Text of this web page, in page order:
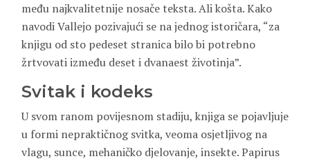
među najkvalitetnije nosače teksta. Ali košta. Kako
navodi Vallejo pozivajući se na jednog istoričara, “za
knjigu od sto pedeset stranica bilo bi potrebno
žrtvovati između deset i dvanaest životinja”.
Svitak i kodeks
U svom ranom povijesnom stadiju, knjiga se pojavljuje
u formi nepraktičnog svitka, veoma osjetljivog na
vlagu, sunce, mehaničko djelovanje, insekte. Papirus